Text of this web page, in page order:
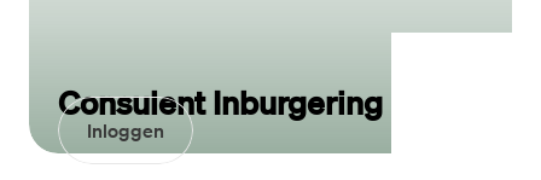
Inloggen
Consulent Inburgering